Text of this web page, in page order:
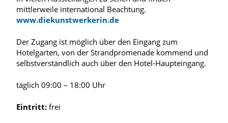
mittlerweile international Beachtung.
www.diekunstwerkerin.de
Der Zugang ist möglich über den Eingang zum
Hotelgarten, von der Strandpromenade kommend und
selbstverständlich auch über den Hotel-Haupteingang.
täglich 09:00 – 18:00 Uhr
Eintritt: frei